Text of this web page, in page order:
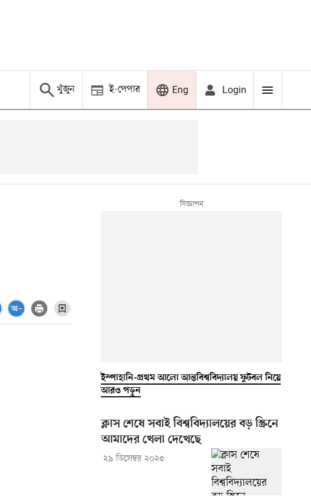
খুঁজুন ই-পেপার Eng Login
ইস্পাহানি-প্রথম আলো আন্তবিশ্ববিদ্যালয় ফুটবল নিয়ে
আরও পড়ুন
ক্লাস শেষে সবাই বিশ্ববিদ্যালয়ের বড় স্ক্রিনে
আমাদের খেলা দেখেছে
২৯ ডিসেম্বর ২০২৫